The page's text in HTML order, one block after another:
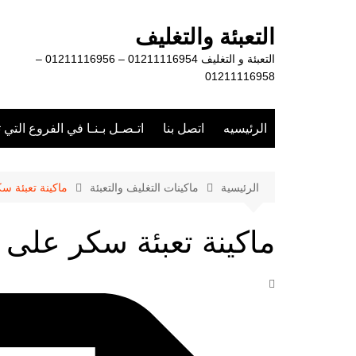
التعبئة والتغليف
التعبئة و التغليف 01211116954 – 01211116956 –
01211116958
الرئيسيه اتصل بنا اتـصـل بـنـا في الفروع
الرئيسية ماكينات التغليف والتعبئة ماكينة
ماكينة تعبئة سكر